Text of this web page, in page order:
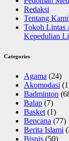
Redaksi
Tentang Kami
Tokoh Lintas
Kepedulian
Categories
Agama (24)
Akomodasi
Badminton
Balap (7)
Basket (1)
Bencana (77)
Berita Islami
Bisnis (50)